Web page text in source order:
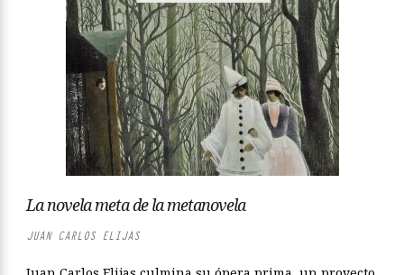
La novela meta de la metanovela
JUAN CARLOS ELIJAS